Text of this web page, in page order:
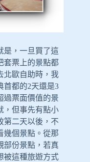
是，一旦買了這
套票上的景點都
北歐自助時，我
首都的2天還是3
過票面價值的景
，但事先有點小
第二天以後，不
幾個景點。從那
部份景點，若真
被這種旅遊方式